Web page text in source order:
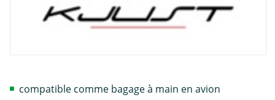
compatible comme bagage à main en avion